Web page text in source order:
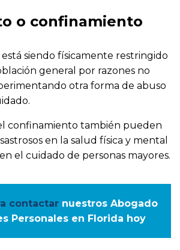
o confinamiento
siendo físicamente restringido
general por razones no
otra forma de abuso
confinamiento también pueden
en la salud física y mental
el cuidado de personas mayores.
contactar nuestros Abogado
Personales en Florida hoy